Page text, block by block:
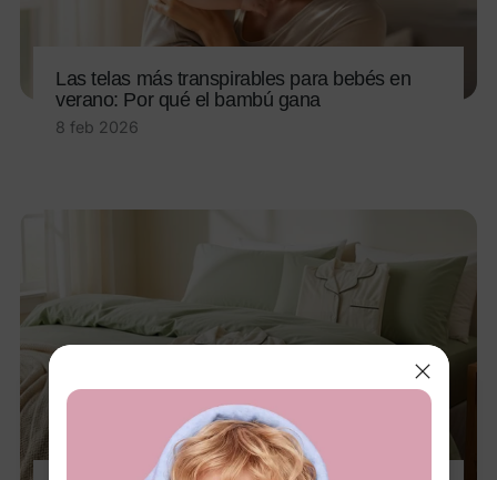
Las telas más transpirables para bebés en
verano: Por qué el bambú gana
8 feb 2026